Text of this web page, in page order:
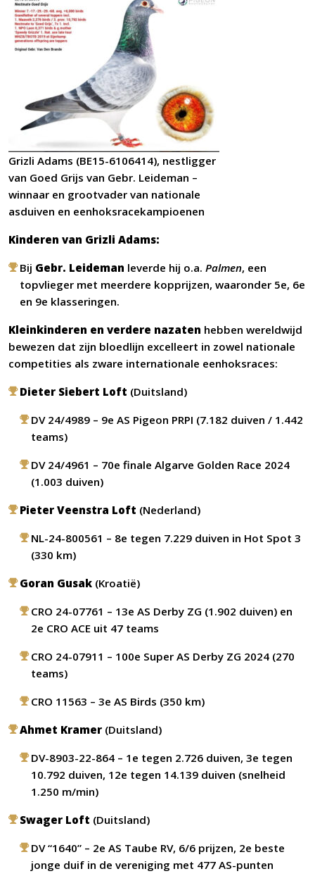
Grizli Adams (BE15-6106414), nestligger
van Goed Grijs van Gebr. Leideman –
winnaar en grootvader van nationale
asduiven en eenhoksracekampioenen
Kinderen van Grizli Adams:
Bij Gebr. Leideman leverde hij o.a. Palmen, een
topvlieger met meerdere kopprijzen, waaronder 5e, 6e
en 9e klasseringen.
Kleinkinderen en verdere nazaten hebben wereldwijd
bewezen dat zijn bloedlijn excelleert in zowel nationale
competities als zware internationale eenhoksraces:
Dieter Siebert Loft (Duitsland)
DV 24/4989 – 9e AS Pigeon PRPI (7.182 duiven / 1.442
teams)
DV 24/4961 – 70e finale Algarve Golden Race 2024
(1.003 duiven)
Pieter Veenstra Loft (Nederland)
NL-24-800561 – 8e tegen 7.229 duiven in Hot Spot 3
(330 km)
Goran Gusak (Kroatië)
CRO 24-07761 – 13e AS Derby ZG (1.902 duiven) en
2e CRO ACE uit 47 teams
CRO 24-07911 – 100e Super AS Derby ZG 2024 (270
teams)
CRO 11563 – 3e AS Birds (350 km)
Ahmet Kramer (Duitsland)
DV-8903-22-864 – 1e tegen 2.726 duiven, 3e tegen
10.792 duiven, 12e tegen 14.139 duiven (snelheid
1.250 m/min)
Swager Loft (Duitsland)
DV “1640” – 2e AS Taube RV, 6/6 prijzen, 2e beste
jonge duif in de vereniging met 477 AS-punten